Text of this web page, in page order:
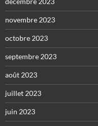
novembre 2023
octobre 2023
septembre 2023
août 2023
juillet 2023
juin 2023